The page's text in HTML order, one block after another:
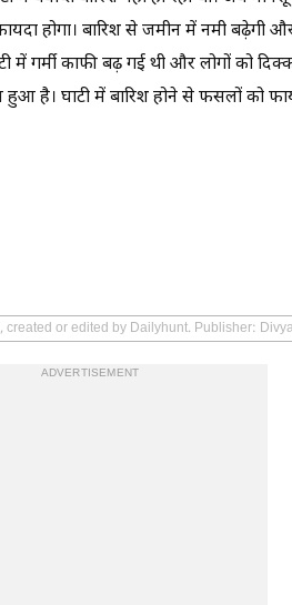
होगा। बारिश से जमीन में नमी बढ़ेगी
में गर्मी काफी बढ़ गई थी और लोगों को
है। घाटी में बारिश होने से फसलों को
or edited by Dailyhunt. Publisher:
ADVERTISEMENT